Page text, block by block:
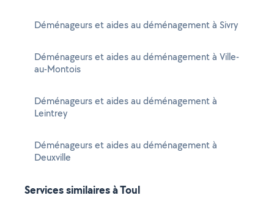
Déménageurs et aides au déménagement à Sivry
Déménageurs et aides au déménagement à Ville-
au-Montois
Déménageurs et aides au déménagement à
Leintrey
Déménageurs et aides au déménagement à
Deuxville
Services similaires à Toul